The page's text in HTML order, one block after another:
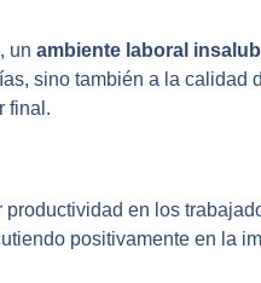
un ambiente laboral
sino también a la calidad
final.
productividad en los
positivamente en la